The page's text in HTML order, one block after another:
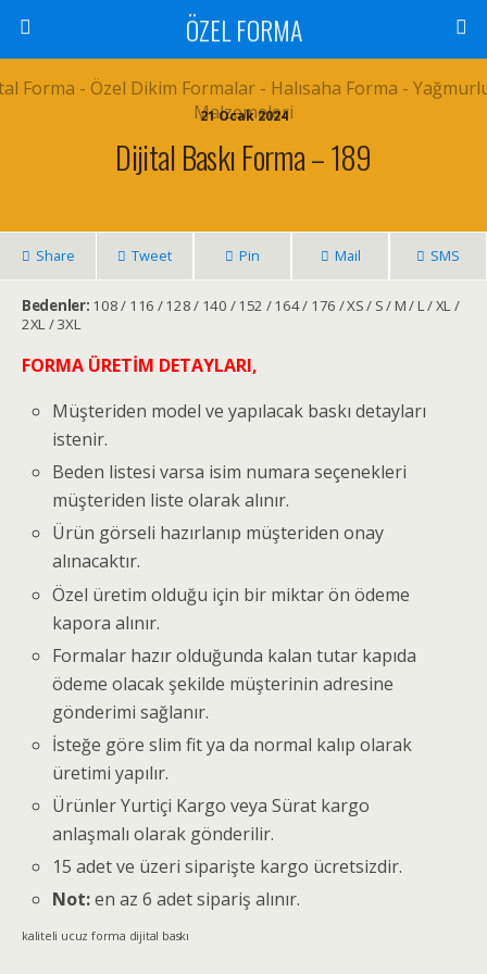
ÖZEL FORMA
21 Ocak 2024
Dijital Baskı Forma – 189
Share Tweet Pin Mail SMS
Bedenler: 108 / 116 / 128 / 140 / 152 / 164 / 176 / XS / S / M / L / XL /
2XL / 3XL
FORMA ÜRETİM DETAYLARI,
Müşteriden model ve yapılacak baskı detayları
istenir.
Beden listesi varsa isim numara seçenekleri
müşteriden liste olarak alınır.
Ürün görseli hazırlanıp müşteriden onay
alınacaktır.
Özel üretim olduğu için bir miktar ön ödeme
kapora alınır.
Formalar hazır olduğunda kalan tutar kapıda
ödeme olacak şekilde müşterinin adresine
gönderimi sağlanır.
İsteğe göre slim fit ya da normal kalıp olarak
üretimi yapılır.
Ürünler Yurtiçi Kargo veya Sürat kargo
anlaşmalı olarak gönderilir.
15 adet ve üzeri siparişte kargo ücretsizdir.
Not:en az 6 adet sipariş alınır.
kaliteli ucuz forma dijital baskı